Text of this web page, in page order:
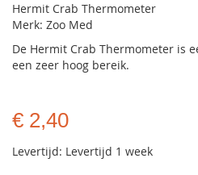
Hermit Crab Thermometer
Merk: Zoo Med
De Hermit Crab Thermometer is
een zeer hoog bereik.
€ 2,40
Levertijd: Levertijd 1 week